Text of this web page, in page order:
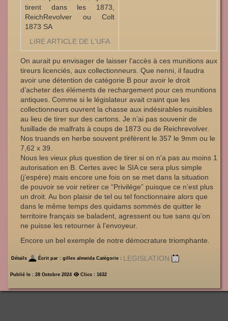
tirent dans les 1873,
ReichRevolver ou Colt
1873 SA
LIRE ARTICLE DE L'UFA
On aurait pu envisager de laisser l’accès à ces munitions aux
tireurs licenciés, aux collectionneurs. Que nenni, il faudra
avoir une détention de catégorie B pour avoir le droit
d’acheter des éléments de rechargement pour ces munitions
antiques. Comme si le législateur avait craint que les
collectionneurs ouvrent la chasse aux indésirables nuisibles
au lieu de tirer sur des cartons. Je n’ai pas souvenir de
fusillade de malfrats à coups de 1873 ou de Reichrevolver.
Nos truands en herbe souvent préfèrent le 357 le 9mm ou le
7,62 x 39
Nous les vieux plus question de tirer si on n'a pas au moins 1
autorisation en B. Certes avec le SIA ce sera plus simple
(j’espére) mais encore une fois on se met dans la situation
de pouvoir se voir retirer ce “Privilége” puisque ce n’est plus
un droit. Au bon plaisir de tel ou tel fonctionnaire alors que
dans le même temps des quidams sommés de quitter le
territoire français se baladent, agressent ou tue sans qu’on
ne puisse les retourner à l’envoyeur.
Encore un bel exemple de notre démocrature triomphante.
Détails Écrit par : gilles almeida Catégorie : LEGISLATION
Publié le : 28 Octobre 2024 Clics : 1632